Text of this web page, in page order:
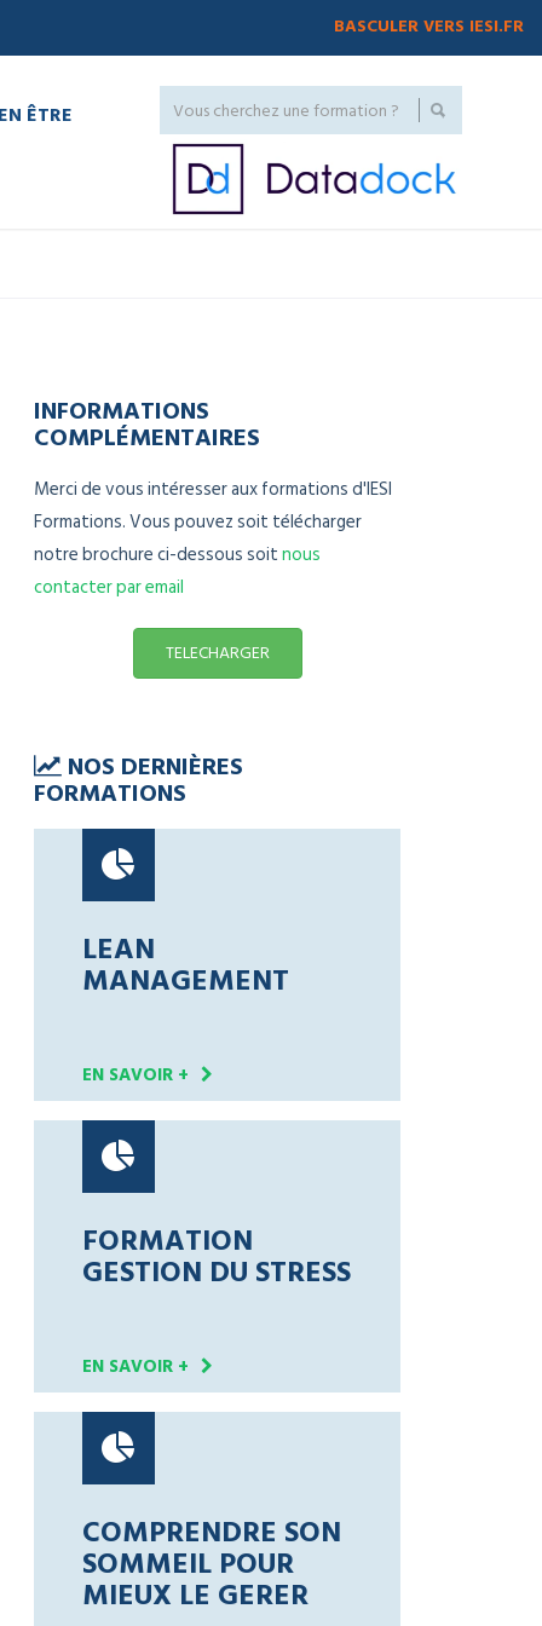
BASCULER VERS IESI.FR
ÊTRE
INFORMATIONS
COMPLÉMENTAIRES
Merci de vous intéresser aux formations d'IESI
Formations. Vous pouvez soit télécharger
notre brochure ci-dessous soitnous
contacter par email
TELECHARGER
NOS DERNIÈRES
FORMATIONS
LEAN
MANAGEMENT
EN SAVOIR +
FORMATION
GESTION DU STRESS
EN SAVOIR +
COMPRENDRE SON
SOMMEIL POUR
MIEUX LE GERER